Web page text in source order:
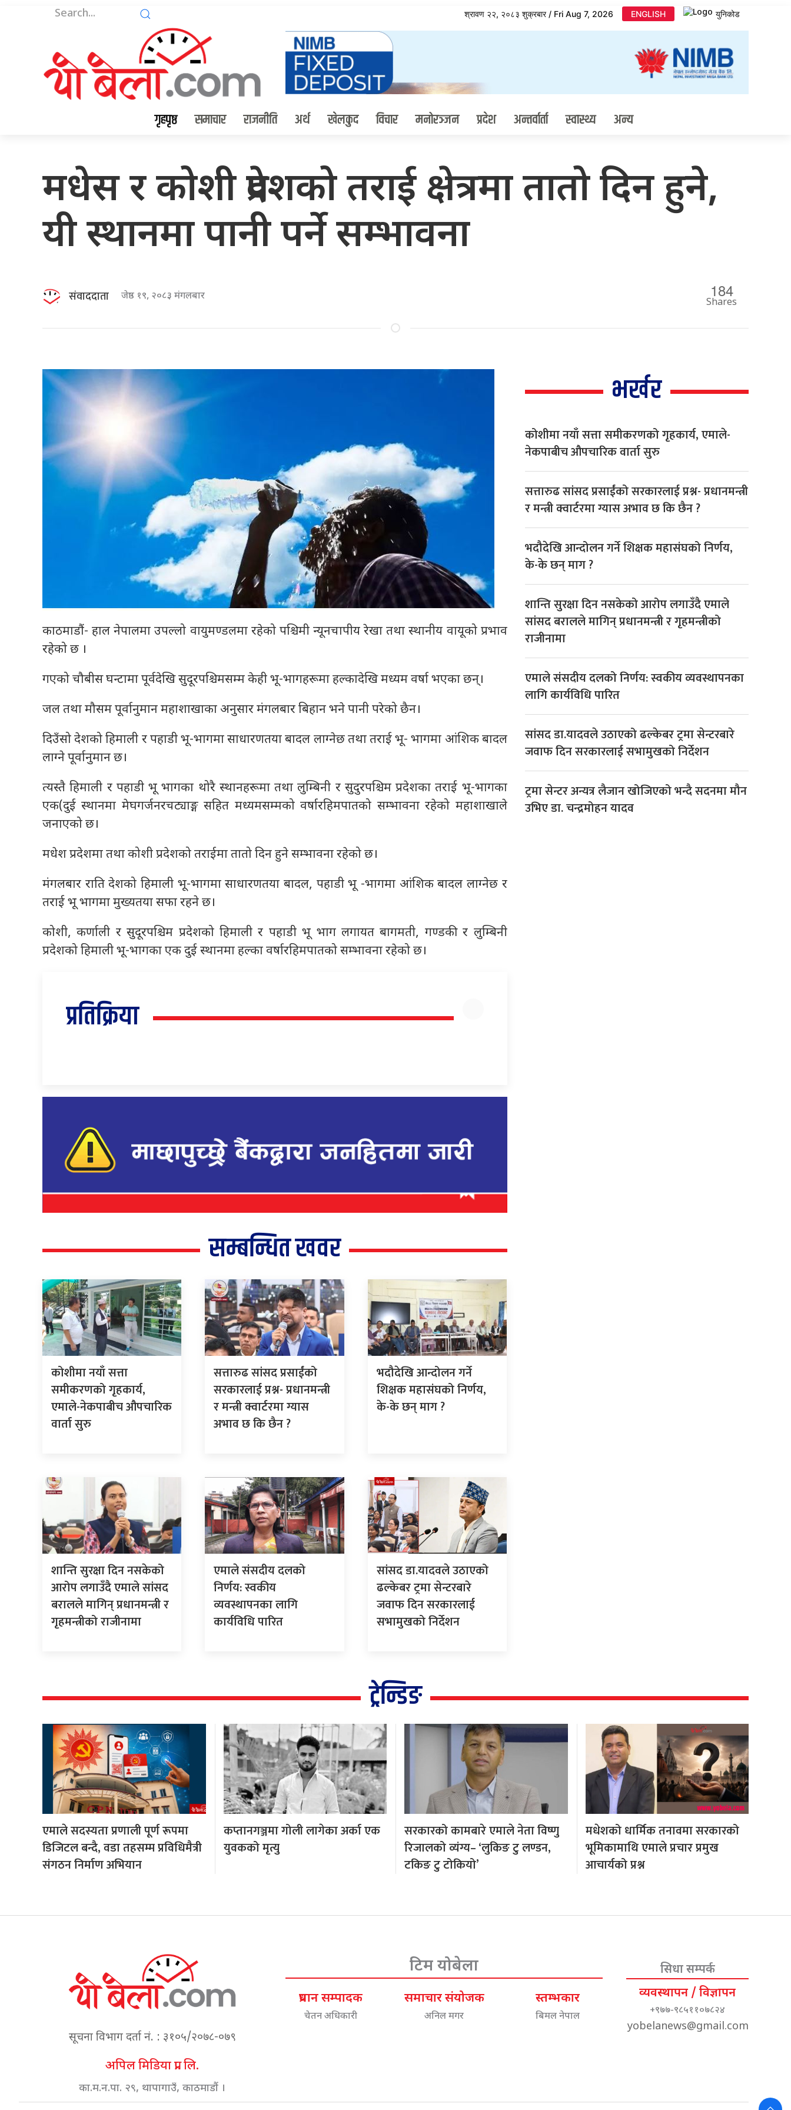
श्रावण २२, २०८३ शुक्रबार / Fri Aug 7, 2026 ENGLISH युनिकोड
गृहपृष्ठ समाचार राजनीति अर्थ खेलकुद विचार मनोरञ्जन प्रदेश अन्तर्वार्ता स्वास्थ्य अन्य
मधेस र कोशी प्रदेशको तराई क्षेत्रमा तातो दिन हुने,
यी स्थानमा पानी पर्ने सम्भावना
संवाददाता जेष्ठ १९, २०८३ मंगलबार 184
Shares
काठमाडौं- हाल नेपालमा उपल्लो वायुमण्डलमा रहेको पश्चिमी न्यूनचापीय रेखा तथा स्थानीय वायूको प्रभाव
रहेको छ ।
गएको चौबीस घन्टामा पूर्वदेखि सुदूरपश्चिमसम्म केही भू-भागहरूमा हल्कादेखि मध्यम वर्षा भएका छन्।
जल तथा मौसम पूर्वानुमान महाशाखाका अनुसार मंगलबार बिहान भने पानी परेको छैन।
दिउँसो देशको हिमाली र पहाडी भू-भागमा साधारणतया बादल लाग्नेछ तथा तराई भू- भागमा आंशिक बादल
लाग्ने पूर्वानुमान छ।
त्यस्तै हिमाली र पहाडी भू भागका थोरै स्थानहरूमा तथा लुम्बिनी र सुदुरपश्चिम प्रदेशका तराई भू-भागका
एक(दुई स्थानमा मेघगर्जनरचट्याङ्ग सहित मध्यमसम्मको वर्षारहिमपातको सम्भावना रहेको महाशाखाले
जनाएको छ।
मधेश प्रदेशमा तथा कोशी प्रदेशको तराईमा तातो दिन हुने सम्भावना रहेको छ।
मंगलबार राति देशको हिमाली भू-भागमा साधारणतया बादल, पहाडी भू -भागमा आंशिक बादल लाग्नेछ र
तराई भू भागमा मुख्यतया सफा रहने छ।
कोशी, कर्णाली र सुदूरपश्चिम प्रदेशको हिमाली र पहाडी भू भाग लगायत बागमती, गण्डकी र लुम्बिनी
प्रदेशको हिमाली भू-भागका एक दुई स्थानमा हल्का वर्षारहिमपातको सम्भावना रहेको छ।
प्रतिक्रिया
सम्बन्धित खवर
कोशीमा नयाँ सत्ता
समीकरणको गृहकार्य,
एमाले-नेकपाबीच औपचारिक
वार्ता सुरु
सत्तारुढ सांसद प्रसाईंको
सरकारलाई प्रश्न- प्रधानमन्त्री
र मन्त्री क्वार्टरमा ग्यास
अभाव छ कि छैन ?
भदौदेखि आन्दोलन गर्ने
शिक्षक महासंघको निर्णय,
के-के छन् माग ?
शान्ति सुरक्षा दिन नसकेको
आरोप लगाउँदै एमाले सांसद
बरालले मागिन् प्रधानमन्त्री र
गृहमन्त्रीको राजीनामा
एमाले संसदीय दलको
निर्णय: स्वकीय
व्यवस्थापनका लागि
कार्यविधि पारित
सांसद डा‍‍.यादवले उठाएको
ढल्केबर ट्रमा सेन्टरबारे
जवाफ दिन सरकारलाई
सभामुखको निर्देशन
भर्खर
कोशीमा नयाँ सत्ता समीकरणको गृहकार्य, एमाले-
नेकपाबीच औपचारिक वार्ता सुरु
सत्तारुढ सांसद प्रसाईंको सरकारलाई प्रश्न- प्रधानमन्त्री
र मन्त्री क्वार्टरमा ग्यास अभाव छ कि छैन ?
भदौदेखि आन्दोलन गर्ने शिक्षक महासंघको निर्णय,
के-के छन् माग ?
शान्ति सुरक्षा दिन नसकेको आरोप लगाउँदै एमाले
सांसद बरालले मागिन् प्रधानमन्त्री र गृहमन्त्रीको
राजीनामा
एमाले संसदीय दलको निर्णय: स्वकीय व्यवस्थापनका
लागि कार्यविधि पारित
सांसद डा‍‍.यादवले उठाएको ढल्केबर ट्रमा सेन्टरबारे
जवाफ दिन सरकारलाई सभामुखको निर्देशन
ट्रमा सेन्टर अन्यत्र लैजान खोजिएको भन्दै सदनमा मौन
उभिए डा. चन्द्रमोहन यादव
ट्रेन्डिङ
एमाले सदस्यता प्रणाली पूर्ण रूपमा
डिजिटल बन्दै, वडा तहसम्म प्रविधिमैत्री
संगठन निर्माण अभियान
कप्तानगञ्जमा गोली लागेका अर्का एक
युवकको मृत्यु
सरकारको कामबारे एमाले नेता विष्णु
रिजालको व्यंग्य– ‘लुकिङ टु लण्डन,
टकिङ टु टोकियो’
मधेशको धार्मिक तनावमा सरकारको
भूमिकामाथि एमाले प्रचार प्रमुख
आचार्यको प्रश्न
सूचना विभाग दर्ता नं. : ३१०५/२०७८-०७९
अपिल मिडिया प्रा. लि.
का.म.न.पा. २९, थापागाउँ, काठमाडौं ।
टिम योबेला
प्रधान सम्पादक
चेतन अधिकारी
समाचार संयोजक
अनिल मगर
स्तम्भकार
बिमल नेपाल
सिधा सम्पर्क
व्यवस्थापन / विज्ञापन
+९७७-९८५११०७८२४
yobelanews@gmail.com